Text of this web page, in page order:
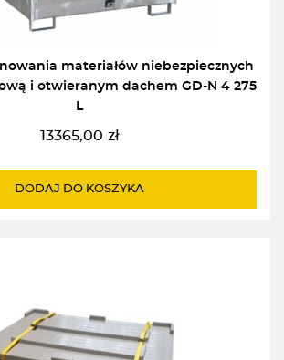
materiałów niebezpiecznych
i otwieranym dachem GD-N 4 275
L
13365,00 zł
DODAJ DO KOSZYKA